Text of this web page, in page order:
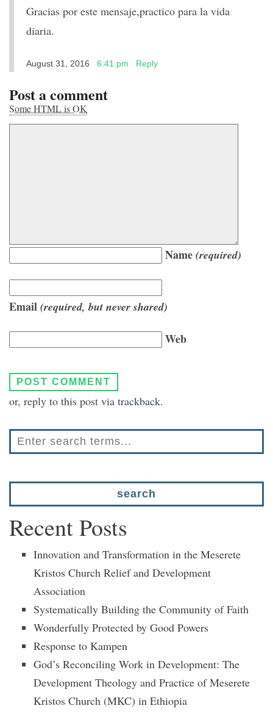
Gracias por este mensaje,practico para la vida
diaria.
August 31, 2016 6:41 pm Reply
Post a comment
Some HTML is OK
Name (required)
Email (required, but never shared)
Web
or, reply to this post via trackback.
Recent Posts
Innovation and Transformation in the Meserete
Kristos Church Relief and Development
Association
Systematically Building the Community of Faith
Wonderfully Protected by Good Powers
Response to Kampen
God’s Reconciling Work in Development: The
Development Theology and Practice of Meserete
Kristos Church (MKC) in Ethiopia